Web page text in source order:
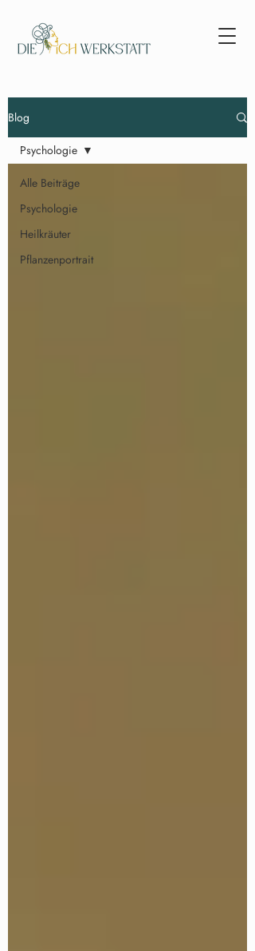
Blog
Alle Beiträge
Psychologie
Heilkräuter
Pflanzenportrait
Psychologie